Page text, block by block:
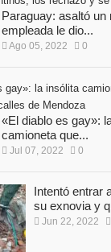
Paraguay: asaltó un
empleada le dio...
Ago 05, 2022 0
«El diablo es gay»:
camioneta que...
Jul 07, 2022 0
Intentó entrar
su exnovia y
Jun 22, 2022